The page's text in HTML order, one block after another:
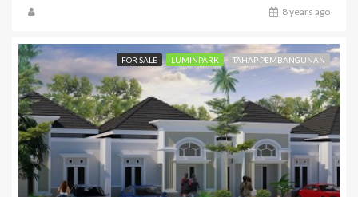
8 years ago
FOR SALE LUMINPARK TAHAP PEMBANGUNAN